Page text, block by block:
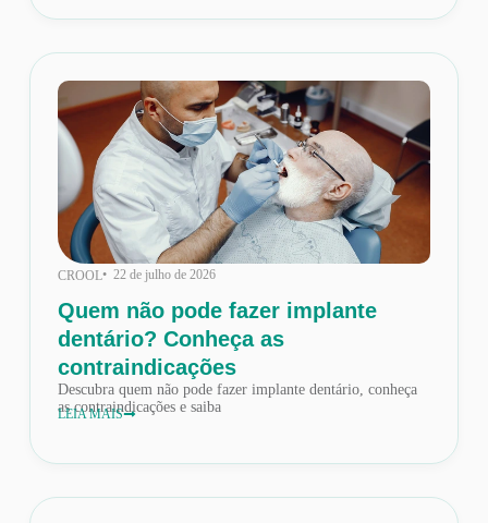
CROOL• 22 de julho de 2026
Quem não pode fazer implante
dentário? Conheça as
contraindicações
Descubra quem não pode fazer implante dentário, conheça
as contraindicações e saiba
LEIA MAIS